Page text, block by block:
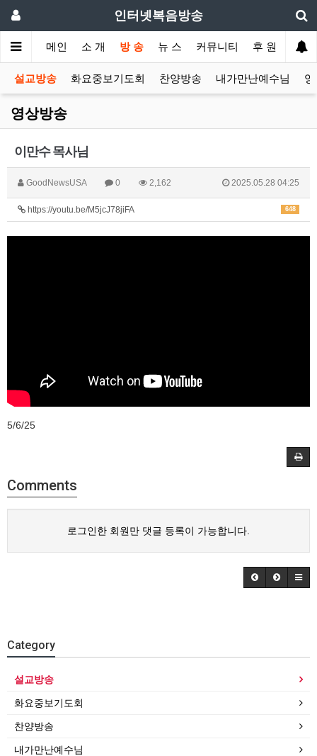
인터넷복음방송
메인 소 개 방 송 뉴 스 커뮤니티 후 원
설교방송 화요중보기도회 찬양방송 내가만난예수님
영상방송
이만수 목사님
GoodNewsUSA 0 2,162 2025.05.28 04:25
648
https://youtu.be/M5jcJ78jiFA
5/6/25
Comments
로그인한 회원만 댓글 등록이 가능합니다.
Category
설교방송
화요중보기도회
찬양방송
내가만난예수님